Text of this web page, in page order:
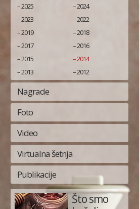
2025
2024
2023
2022
2019
2018
2017
2016
2015
2014
2013
2012
Nagrade
Foto
Video
Virtualna šetnja
Publikacije
Što smo